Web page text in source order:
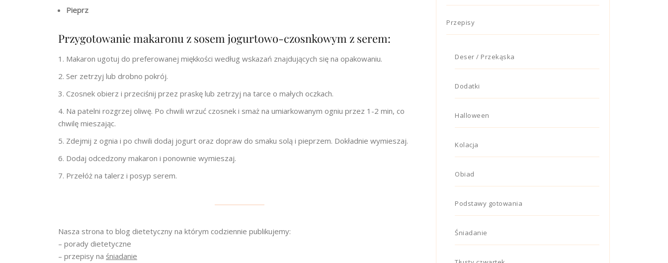
Pieprz
Przygotowanie makaronu z sosem jogurtowo-czosnkowym z serem:
Makaron ugotuj do preferowanej miękkości według wskazań znajdujących się na opakowaniu.
Ser zetrzyj lub drobno pokrój.
Czosnek obierz i przeciśnij przez praskę lub zetrzyj na tarce o małych oczkach.
Na patelni rozgrzej oliwę. Po chwili wrzuć czosnek i smaż na umiarkowanym ogniu przez 1-2 min, co
chwilę mieszając.
Zdejmij z ognia i po chwili dodaj jogurt oraz dopraw do smaku solą i pieprzem. Dokładnie wymieszaj.
Dodaj odcedzony makaron i ponownie wymieszaj.
Przełóż na talerz i posyp serem.
Nasza strona to blog dietetyczny na którym codziennie publikujemy:
– porady dietetyczne
– przepisy na śniadanie
Przepisy
Deser / Przekąska
Dodatki
Halloween
Kolacja
Obiad
Podstawy gotowania
Śniadanie